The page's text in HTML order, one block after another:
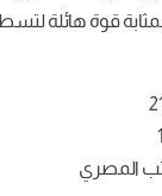
قوة هائلة
المصري